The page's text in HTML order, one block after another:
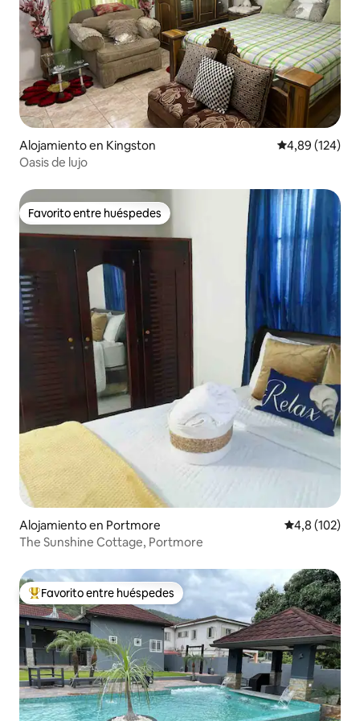
Alojamiento en Kingston Calificación
4,89 (124)
Oasis de lujo
Favorito entre huéspedes
Favorito entre huéspedes
Alojamiento en Portmore Calificación
4,8 (102)
The Sunshine Cottage, Portmore
Favorito entre los huéspedes más destacados
Favorito entre huéspedes